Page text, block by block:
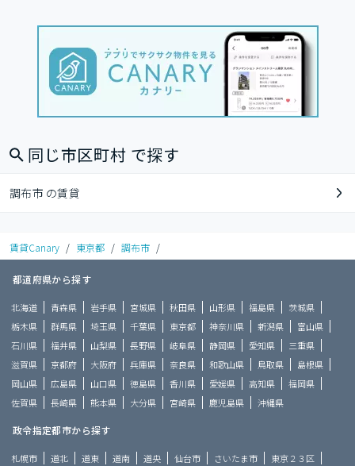
同じ市区町村 で探す
調布市 の賃貸
賃貸Canary / 東京都 / 調布市 /
都道府県から探す
北海道 青森県 岩手県 宮城県 秋田県 山形県 福島県
茨城県
栃木県
群馬県 埼玉県 千葉県 東京都 神奈川県 新潟県
富山県
石川県
福井県 山梨県 長野県 岐阜県 静岡県 愛知県
三重県
滋賀県
京都府 大阪府 兵庫県 奈良県 和歌山県 鳥取県
島根県
岡山県
広島県 山口県 徳島県 香川県 愛媛県 高知県
福岡県
佐賀県
長崎県 熊本県 大分県 宮崎県 鹿児島県 沖縄県
政令指定都市から探す
札幌市 道北 道東 道南 道央 仙台市 さいたま市 東京２３区